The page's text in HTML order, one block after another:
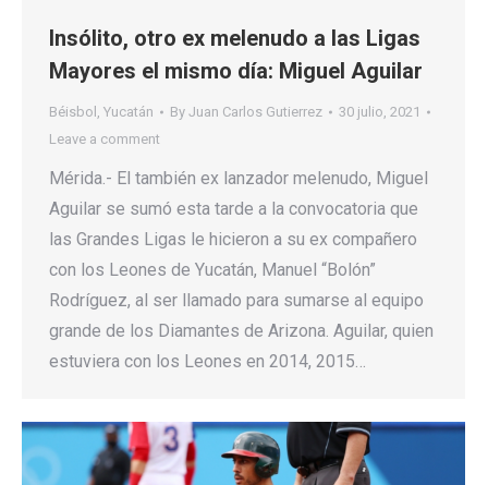
Insólito, otro ex melenudo a las Ligas
Mayores el mismo día: Miguel Aguilar
Béisbol , Yucatán By Juan Carlos Gutierrez
30 julio, 2021
Leave a comment
Mérida.- El también ex lanzador melenudo, Miguel
Aguilar se sumó esta tarde a la convocatoria que
las Grandes Ligas le hicieron a su ex compañero
con los Leones de Yucatán, Manuel “Bolón”
Rodríguez, al ser llamado para sumarse al equipo
grande de los Diamantes de Arizona. Aguilar, quien
estuviera con los Leones en 2014, 2015…